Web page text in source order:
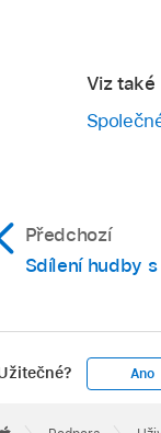
Viz také
Předchozí
Sdílení hudby
Ano
Footer